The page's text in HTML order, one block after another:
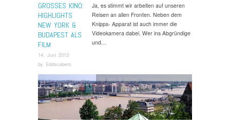
GROSSES KINO:
HIGHLIGHTS
NEW YORK &
BUDAPEST ALS
FILM
14. Juni 2013
by Eddscabero
Ja, es stimmt wir arbeiten auf unseren
Reisen an allen Fronten. Neben dem
Knipps- Apparat ist auch immer die
Videokamera dabei. Wer ins Abgründige
und…
Günstig & Schön Städtereisen